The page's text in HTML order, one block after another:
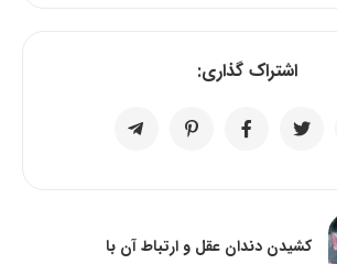
اشتراک گذاری:
کشیدن دندان عقل و ارتباط آن با